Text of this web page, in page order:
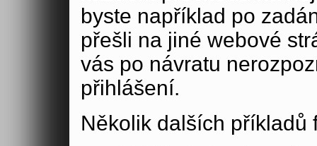
byste například po
přešli na jiné webové
vás po návratu
přihlášení.
Několik dalších příkladů